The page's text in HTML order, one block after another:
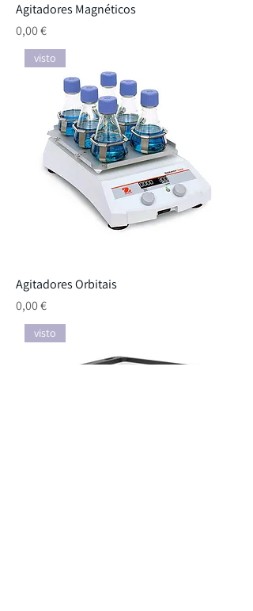
Agitadores Magnéticos
Preço
0,00 €
visto
Agitadores Orbitais
Preço
0,00 €
visto